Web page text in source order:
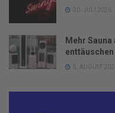
20. JULI 2026
Mehr
5. AUGUST